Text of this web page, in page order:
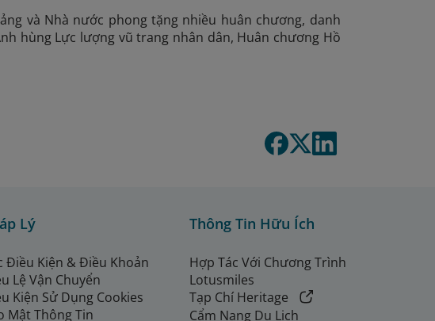
và Nhà nước phong tặng nhiều huân chương, danh
hùng Lực lượng vũ trang nhân dân, Huân chương Hồ
Lý
Điều Kiện & Điều Khoản
Lệ Vận Chuyển
Kiện Sử Dụng Cookies
Mật Thông Tin
Thông Tin Hữu Ích
Hợp Tác Với Chương Trình
Lotusmiles
Tạp Chí Heritage
Cẩm Nang Du Lịch